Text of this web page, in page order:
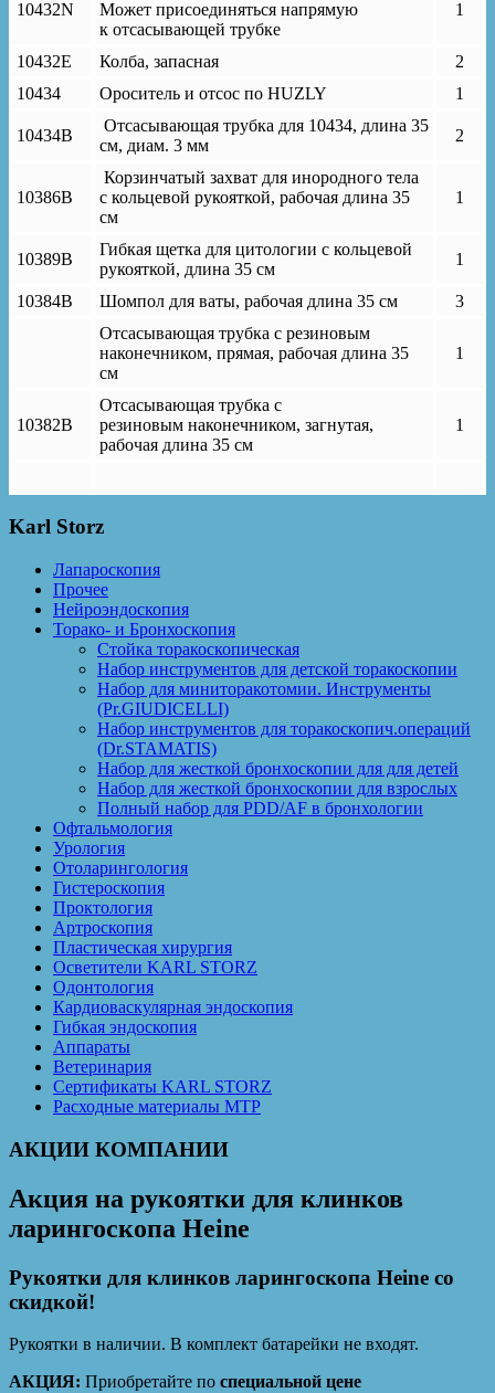
10432N
Может присоединяться напрямую
к отсасывающей трубке
1
10432E Колба, запасная
2
10434
Ороситель и отсос по HUZLY 1
10434B
Отсасывающая трубка для 10434, длина 35
см, диам. 3 мм
2
10386B
Корзинчатый захват для инородного тела
с кольцевой рукояткой, рабочая длина 35
см
1
10389B
Гибкая щетка для цитологии с кольцевой
рукояткой, длина 35 cм
1
10384B Шомпол для ваты, рабочая длина 35 cм
3
Отсасывающая трубка c резиновым
наконечником, прямая, рабочая длина 35
cм
1
10382B
Отсасывающая трубка c
резиновым наконечником, загнутая,
рабочая длина 35 cм
1
Karl Storz
Лапароскопия
Прочее
Нейроэндоскопия
Торако- и Бронхоскопия
Стойка торакоскопическая
Набор инструментов для детской торакоскопии
Набор для миниторакотомии. Инструменты
(Pr.GIUDICELLI)
Набор инструментов для торакоскопич.операций
(Dr.STAMATIS)
Набор для жесткой бронхоскопии для для детей
Набор для жесткой бронхоскопии для взрослых
Полный набор для PDD/AF в бронхологии
Офтальмология
Урология
Отоларингология
Гистероскопия
Проктология
Артроскопия
Пластическая хирургия
Осветители KARL STORZ
Одонтология
Кардиоваскулярная эндоскопия
Гибкая эндоскопия
Аппараты
Ветеринария
Сертификаты KARL STORZ
Расходные материалы MTP
АКЦИИ КОМПАНИИ
Акция на рукоятки для клинков
ларингоскопа Heine
Рукоятки для клинков ларингоскопа Heine со
скидкой!
Рукоятки в наличии. В комплект батарейки не входят.
АКЦИЯ: Приобретайте по специальной цене